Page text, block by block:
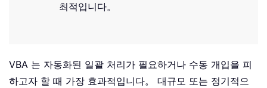
최적입니다。
VBA 는 자동화된 일괄 처리가 필요하거나 수동 개입을 피
하고자 할 때 가장 효과적입니다。 대규모 또는 정기적으